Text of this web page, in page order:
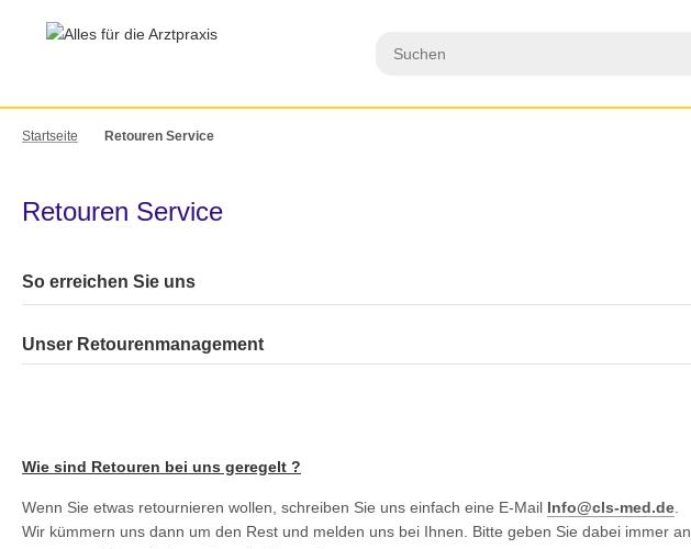
Startseite Retouren Service
Retouren Service
So erreichen Sie uns
Unser Retourenmanagement
Wie sind Retouren bei uns geregelt ?
Wenn Sie etwas retournieren wollen, schreiben Sie uns einfach eine E-Mail Info@cls-med.de
Wir kümmern uns dann um den Rest und melden uns bei Ihnen. Bitte geben Sie dabei immer an,